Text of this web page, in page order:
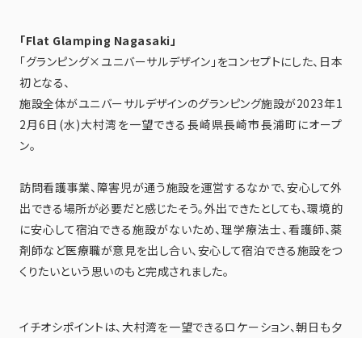
「Flat Glamping Nagasaki」
「グランピング×ユニバーサルデザイン」をコンセプトにした、日本
初となる、
施設全体がユニバーサルデザインのグランピング施設が2023年1
2月6日(水)大村湾を一望できる長崎県長崎市長浦町にオープ
ン。
訪問看護事業、障害児が通う施設を運営するなかで、安心して外
出できる場所が必要だと感じたそう。外出できたとしても、環境的
に安心して宿泊できる施設がないため、理学療法士、看護師、薬
剤師など医療職が意見を出し合い、安心して宿泊できる施設をつ
くりたいという思いのもと完成されました。
イチオシポイントは、大村湾を一望できるロケーション、朝日も夕